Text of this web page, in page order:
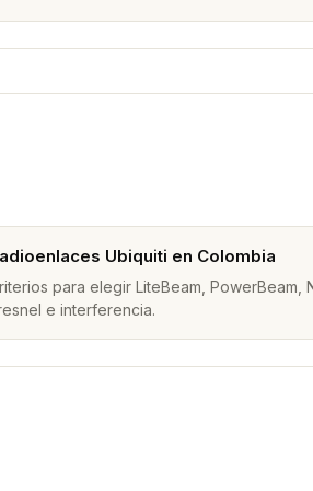
Ubiquiti en Colombia
para elegir LiteBeam, PowerBeam,
e interferencia.